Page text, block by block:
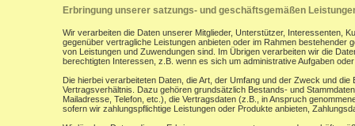
Erbringung unserer satzungs- und geschäftsgemäßen
Wir verarbeiten die Daten unserer Mitglieder, Unterstützer, Interessenten,
gegenüber vertragliche Leistungen anbieten oder im Rahmen
von Leistungen und Zuwendungen sind. Im Übrigen verarbeiten wir die
berechtigten Interessen, z.B. wenn es sich um administrative Aufgaben
Die hierbei verarbeiteten Daten, die Art, der Umfang und der Zweck und
Vertragsverhältnis. Dazu gehören grundsätzlich Bestands- und
Mailadresse, Telefon, etc.), die Vertragsdaten (z.B., in Anspruch
sofern wir zahlungspflichtige Leistungen oder Produkte anbieten,